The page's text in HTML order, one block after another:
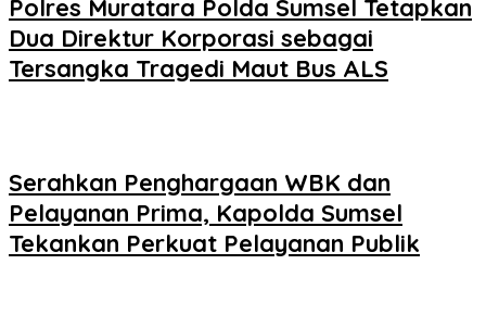
Polres Muratara Polda Sumsel Tetapkan
Dua Direktur Korporasi sebagai
Tersangka Tragedi Maut Bus ALS
Serahkan Penghargaan WBK dan
Pelayanan Prima, Kapolda Sumsel
Tekankan Perkuat Pelayanan Publik